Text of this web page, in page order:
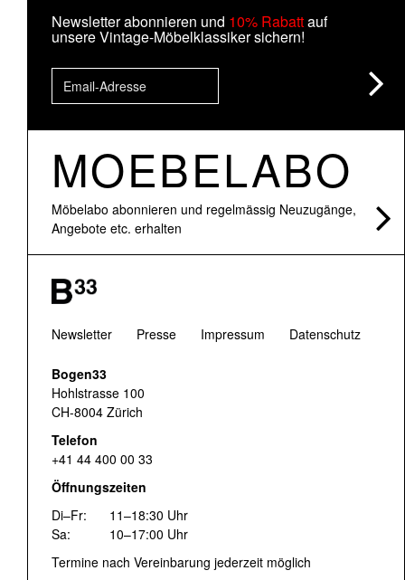
Newsletter abonnieren und 10% Rabattauf
unsere Vintage-Möbelklassiker sichern!
MOEBELABO
Möbelabo abonnieren und regelmässig Neuzugänge,
Angebote etc. erhalten
Newsletter Presse Impressum Datenschutz
Bogen33
Hohlstrasse 100
CH-8004 Zürich
Telefon
+41 44 400 00 33
Öffnungszeiten
Di–Fr:
11–18:30 Uhr
Sa:
10–17:00 Uhr
Termine nach Vereinbarung jederzeit möglich